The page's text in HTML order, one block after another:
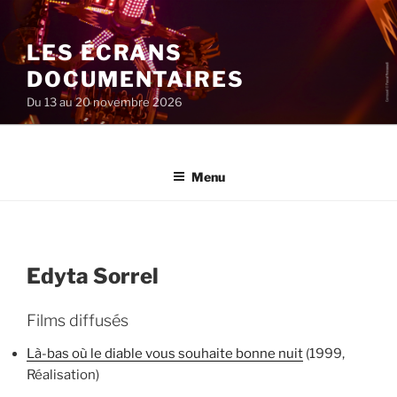
au
contenu
principal
LES ÉCRANS
DOCUMENTAIRES
Du 13 au 20 novembre 2026
Menu
Edyta Sorrel
Films diffusés
Là-bas où le diable vous souhaite bonne nuit (1999,
Réalisation)